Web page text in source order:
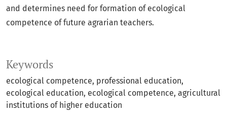
Keywords
ecological competence, professional education,
ecological education, ecological competence, agricultural
institutions of higher education
and determines need for formation of ecological
competence of future agrarian teachers.